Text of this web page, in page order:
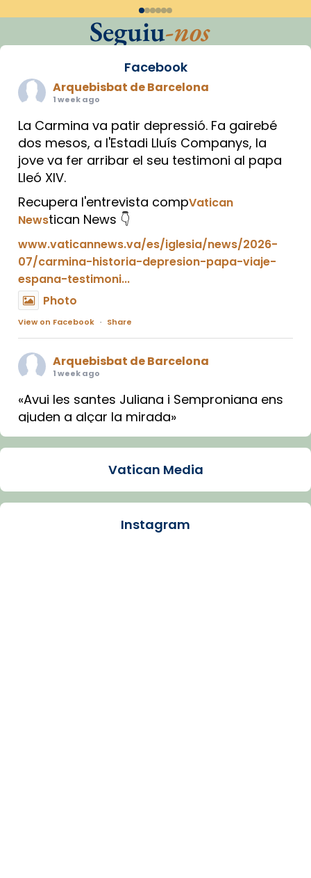
Seguiu-nos
Facebook
Arquebisbat de Barcelona
1 week ago
La Carmina va patir depressió. Fa gairebé
dos mesos, a l'Estadi Lluís Companys, la
jove va fer arribar el seu testimoni al papa
Lleó XIV.
Recupera l'entrevista compVatican
Newstican News 👇
www.vaticannews.va/es/iglesia/news/2026-
07/carmina-historia-depresion-papa-viaje-
espana-testimoni...
Photo
View on Facebook · Share
Arquebisbat de Barcelona
1 week ago
«Avui les santes Juliana i Semproniana ens
ajuden a alçar la mirada»
Mons. Sergi Gordo, bisbe de Tortosa, ha
Santes de Mataró.
🔗tinyurl.com/cvu5jmbk
Vatican Media
Instagram